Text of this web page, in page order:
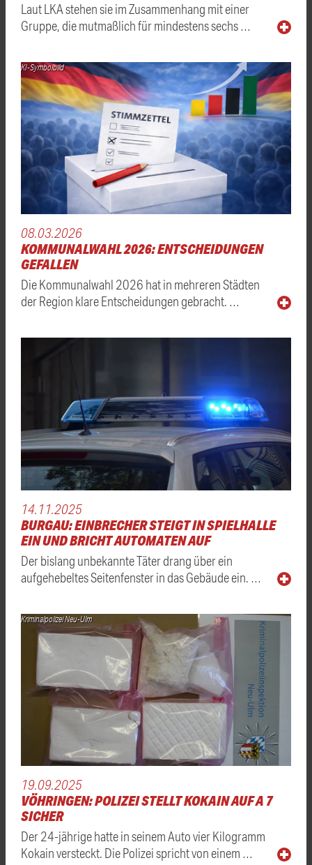
Laut LKA stehen sie im Zusammenhang mit einer
Gruppe, die mutmaßlich für mindestens sechs …
KI-Symbolbild
08.03.2026
KOMMUNALWAHL 2026: ENTSCHEIDUNGEN
GEFALLEN
Die Kommunalwahl 2026 hat in mehreren Städten
der Region klare Entscheidungen gebracht. …
14.11.2025
BURGAU: EINBRECHER STEIGT IN SPIELHALLE
EIN UND BRICHT AUTOMATEN AUF
Der bislang unbekannte Täter drang über ein
aufgehebeltes Seitenfenster in das Gebäude ein. …
Kriminalpolizei Neu-Ulm
19.09.2025
VÖHRINGEN: POLIZEI STELLT KOKAIN AUF A 7
SICHER
Der 24-jährige hatte in seinem Auto vier Kilogramm
Kokain versteckt. Die Polizei spricht von einem …